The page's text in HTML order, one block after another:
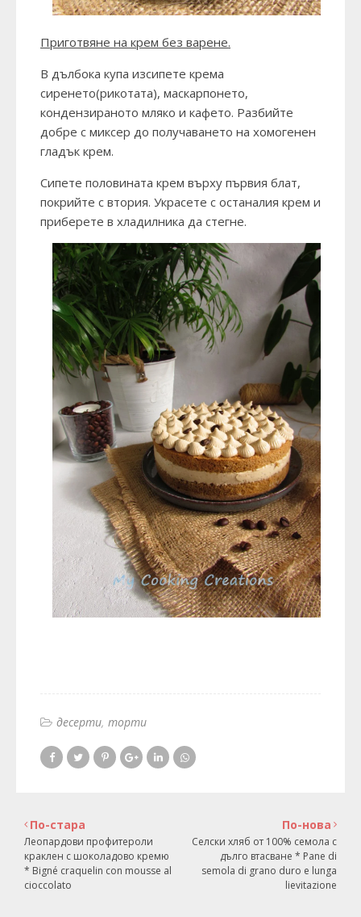
Приготвяне на крем без варене.
В дълбока купа изсипете крема
сиренето(рикотата), маскарпонето,
кондензираното мляко и кафето. Разбийте
добре с миксер до получаването на хомогенен
гладък крем.
Сипете половината крем върху първия блат,
покрийте с втория. Украсете с останалия крем и
приберете в хладилника да стегне.
десерти торти
По-нова
Селски хляб от 100% семола с
дълго втасване * Pane di
semola di grano duro e lunga
lievitazione
По-стара
Леопардови профитероли
краклен с шоколадово кремю
* Bigné craquelin con mousse al
cioccolato